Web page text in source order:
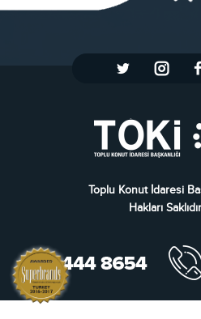
Toplu Konut İdaresi
Hakları